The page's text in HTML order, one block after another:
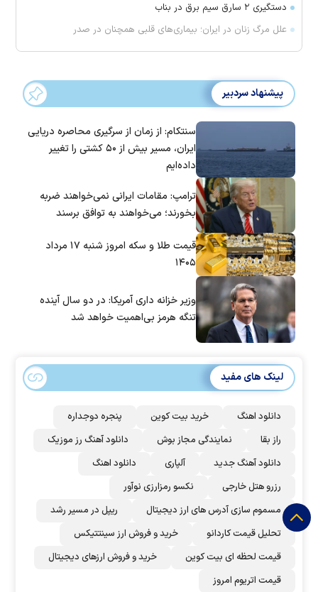
دستگیری ۲ سارق سیم برق در بناب
علل مرگ زنان در ایران؛ بیماری‌های قلبی همچنان در صدر
پیشنهاد سردبیر
سنتکام: از زمان از سرگیری محاصره دریایی
ایران، مسیر بیش از ۵۰ کشتی را تغییر
داده‌ایم
ترامپ: مقامات ایرانی نمی‌خواهند ضربه
بخورند؛ می‌خواهند به توافق برسند
قیمت طلا و سکه امروز شنبه ۱۷ مرداد
۱۴۰۵
وزیر خزانه داری آمریکا: در دو سال آینده
تنگه هرمز بی‌اهمیت خواهد شد
لینک های مفید
دانلود اهنگ خرید بیت کوین
پنجره دوجداره
راز بقا
نمایندگی مجاز بوش
دانلود آهنگ رز‌ موزیک
دانلود آهنگ جدید
آلپاری
دانلود اهنگ
رزرو هتل خارجی
نکسو رمزارزی نوآور
مسموم سازی آدرس های ارز دیجیتال
ریپل در مسیر رشد
تحلیل قیمت کاردانو
خرید و فروش ارز سینتتیکس
قیمت لحظه ای بیت کوین
خرید و فروش ارزهای دیجیتال
قیمت اتریوم امروز